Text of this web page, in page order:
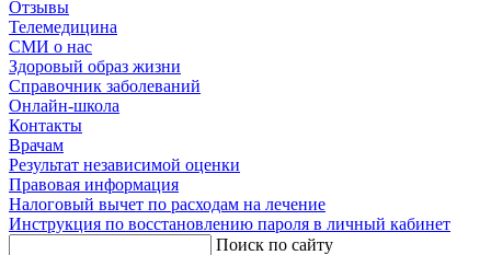
Отзывы
Телемедицина
СМИ о нас
Здоровый образ жизни
Справочник заболеваний
Онлайн-школа
Контакты
Врачам
Результат независимой оценки
Правовая информация
Налоговый вычет по расходам на лечение
Инструкция по восстановлению пароля в личный кабинет
Поиск по сайту